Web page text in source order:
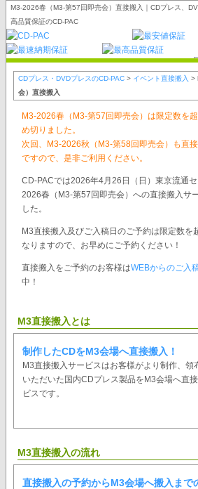
M3-2026春（M3-第57回即売会）直接搬入｜CDプレス、
高品質保証のCD-PAC
CDプレス・DVDプレスのCD-PAC> イベント直接搬入 >
会）直接搬入
M3-2026春（M3-第57回即売会）は限定数を
め切りました。
次回、M3-2026秋（M3-第58回即売会）も直
ですので、是非ご利用ください。
CD-PACでは2026年4月26日（日）東京流通
2026春（M3-第57回即売会）への直接搬入サ
した。
M3直接搬入及びご入稿日のご予約は限定数を
なりますので、お早めにご予約ください！
直接搬入をご予約のお客様はWEBからのご入
中！
M3直接搬入とは
制作したCDをM3会場へ直接搬入！
M3直接搬入サービスはお客様がより制作、領
いただいた国内CDプレス製品をM3会場へ直
ビスです。
M3直接搬入の流れ
直接搬入の予約からM3会場へ搬入まで